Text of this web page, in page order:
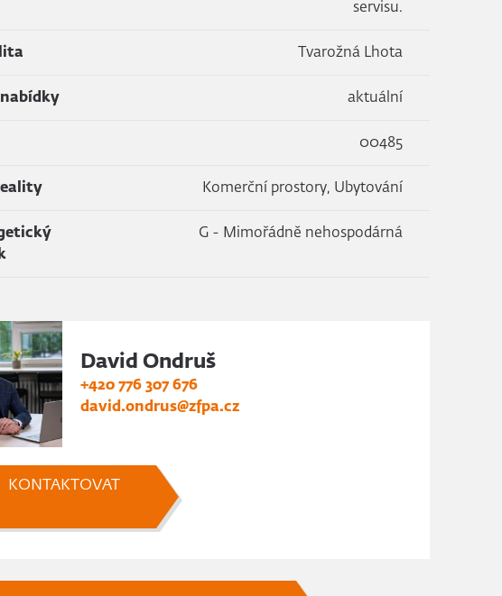
servisu.
Tvarožná Lhota
aktuální
00485
Komerční prostory, Ubytování
G - Mimořádně nehospodárná
David Ondruš
+420 776 307 676
david.ondrus@zfpa.cz
KONTAKTOVAT